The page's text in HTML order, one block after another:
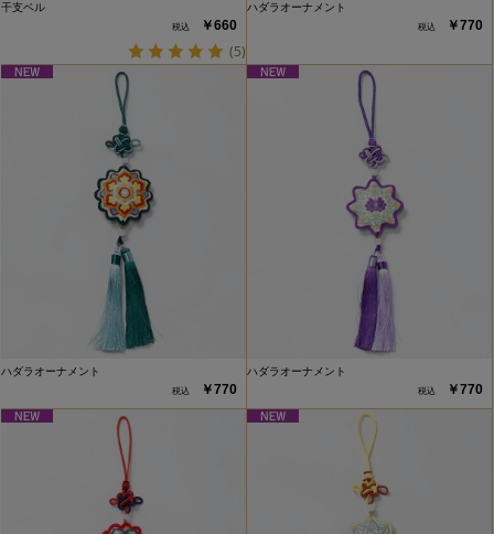
干支ベル
￥660
(5)
ハダラオーナメント
￥770
ハダラオーナメント
￥770
ハダラオーナメント
￥770